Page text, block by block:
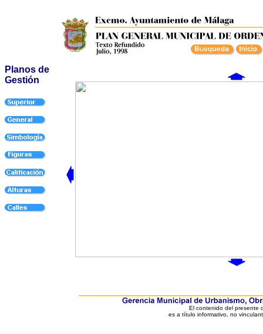
Planos de
Gestión
El contenido del presente
es a título informativo, no